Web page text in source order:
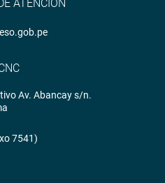
ATENCIÓN
Av. Abancay s/n.
7541)